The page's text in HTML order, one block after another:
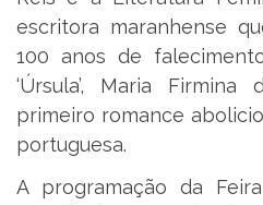
escritora maranhense
100 anos de
‘Úrsula’, Maria
primeiro romance
portuguesa.
A programação da